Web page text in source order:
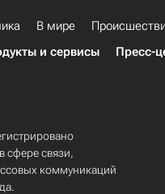
В мире
и сервисы Пресс-
сфере связи,
коммуникаций